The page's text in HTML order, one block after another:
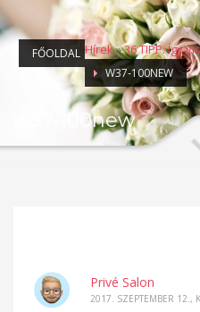
FŐOLDAL Hírek»36 TIPP: Így
W37-100NEW
w37-100new
Privé Salon
2017. SZEPTEMBER 12.,